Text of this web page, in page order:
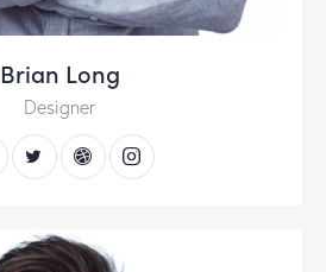
Brian Long
Designer